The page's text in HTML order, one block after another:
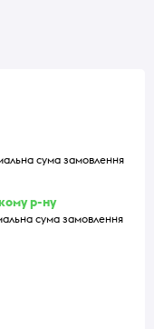
сума замовлення
р-ну
сума замовлення